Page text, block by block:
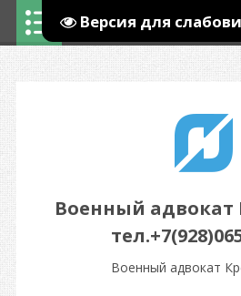
Версия для
Военный адвокат
Военный адвокат